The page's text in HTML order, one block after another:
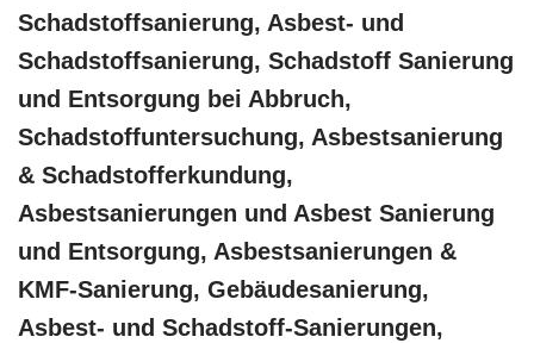
Schadstoffsanierung, Asbest- und
Schadstoffsanierung, Schadstoff Sanierung
und Entsorgung bei Abbruch,
Schadstoffuntersuchung, Asbestsanierung
& Schadstofferkundung,
Asbestsanierungen und Asbest Sanierung
und Entsorgung, Asbestsanierungen &
KMF-Sanierung, Gebäudesanierung,
Asbest- und Schadstoff-Sanierungen,